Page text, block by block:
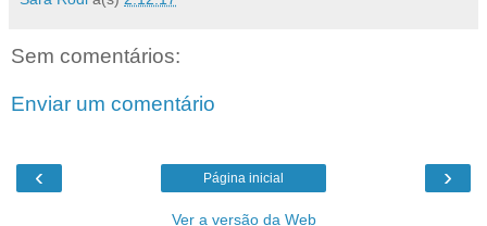
Sem comentários:
Enviar um comentário
‹ ›
Página inicial
Ver a versão da Web